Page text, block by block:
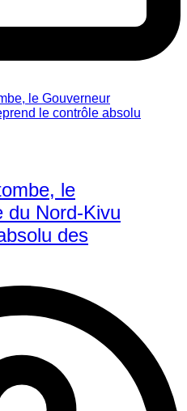
le
du Nord-Kivu
des